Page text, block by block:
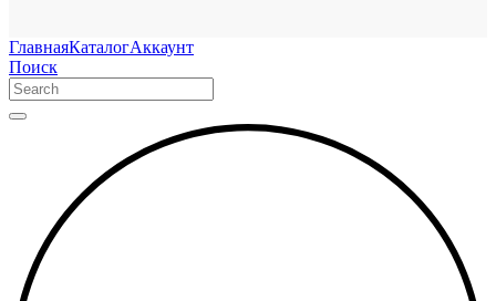
ГлавнаяКаталогАккаунт
Поиск